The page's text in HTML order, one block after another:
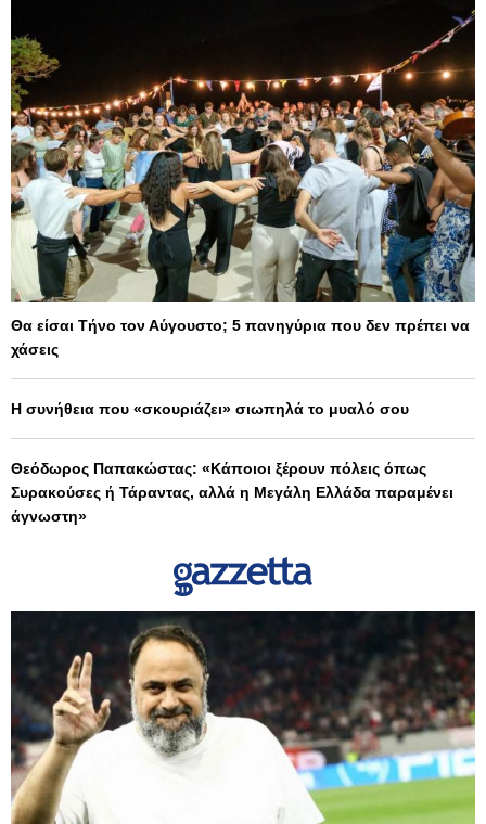
Θα είσαι Τήνο τον Αύγουστο; 5 πανηγύρια που δεν πρέπει να
χάσεις
Η συνήθεια που «σκουριάζει» σιωπηλά το μυαλό σου
Θεόδωρος Παπακώστας: «Κάποιοι ξέρουν πόλεις όπως
Συρακούσες ή Τάραντας, αλλά η Μεγάλη Ελλάδα παραμένει
άγνωστη»